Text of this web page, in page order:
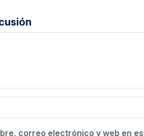
correo electrónico y web en